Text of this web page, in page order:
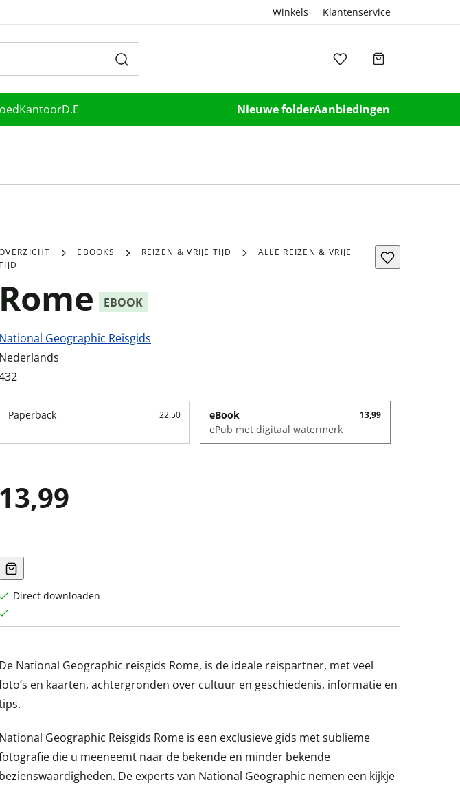
Winkels Klantenservice
KantoorD.E Nieuwe folderAanbiedingen
EBOOKS REIZEN & VRIJE TIJD
ALLE REIZEN & VRIJE
Rome EBOOK
National Geographic Reisgids
Nederlands
Paperback 22,50 eBook 13,99
ePub met digitaal watermerk
13,99
Direct downloaden
De National Geographic reisgids Rome, is de ideale reispartner, met veel
en kaarten, achtergronden over cultuur en geschiedenis, informatie en
National Geographic Reisgids Rome is een exclusieve gids met sublieme
die u meeneemt naar de bekende en minder bekende
bezienswaardigheden. De experts van National Geographic nemen een kijkje